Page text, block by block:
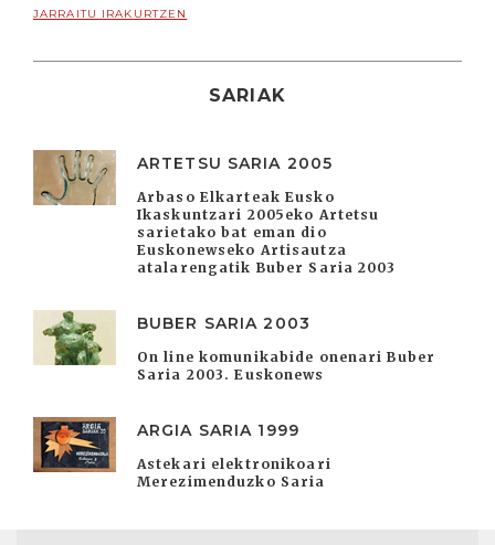
JARRAITU IRAKURTZEN
SARIAK
ARTETSU SARIA 2005
Arbaso Elkarteak Eusko
Ikaskuntzari 2005eko Artetsu
sarietako bat eman dio
Euskonewseko Artisautza
atalarengatik Buber Saria 2003
BUBER SARIA 2003
On line komunikabide onenari Buber
Saria 2003. Euskonews
ARGIA SARIA 1999
Astekari elektronikoari
Merezimenduzko Saria